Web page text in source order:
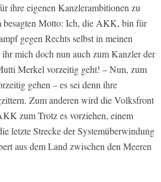
ihre eigenen Kanzlerambitionen zu
besagten Motto: Ich, die AKK, bin für
gegen Rechts selbst in meinen
mich doch nun auch zum Kanzler der
Merkel vorzeitig geht! – Nun, zum
gehen – es sei denn ihre
Zum anderen wird die Volksfront
zum Trotz es vorziehen, einem
letzte Strecke der Systemüberwindung
aus dem Land zwischen den Meeren